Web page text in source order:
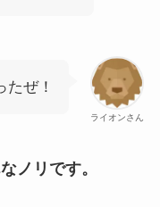
ライオンさん
たぜ！
ノリです。